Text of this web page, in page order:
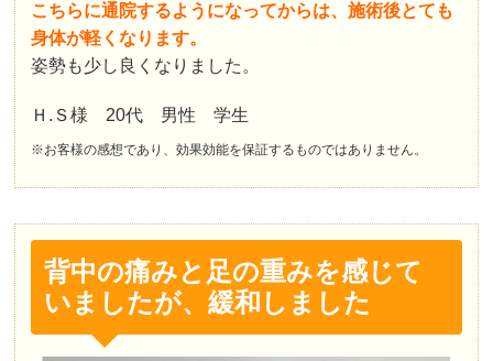
こちらに通院するようになってからは、施術後とても
身体が軽くなります。
姿勢も少し良くなりました。
Ｈ.Ｓ様 20代 男性 学生
※お客様の感想であり、効果効能を保証するものではありません。
背中の痛みと足の重みを感じて
いましたが、緩和しました